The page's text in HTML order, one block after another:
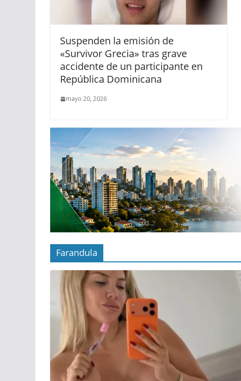
Suspenden la emisión de
«Survivor Grecia» tras grave
accidente de un participante en
República Dominicana
mayo 20, 2026
Farandula